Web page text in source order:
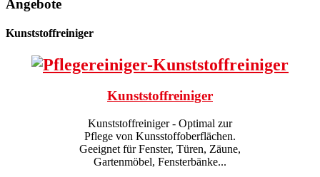
Angebote
Kunststoffreiniger
Kunststoffreiniger
Kunststoffreiniger - Optimal zur
Pflege von Kunsstoffoberflächen.
Geeignet für Fenster, Türen, Zäune,
Gartenmöbel, Fensterbänke...